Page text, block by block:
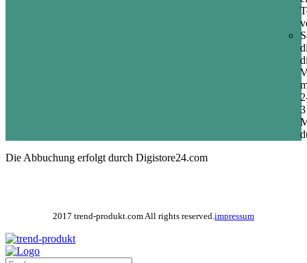
3
Die Abbuchung erfolgt durch Digistore24.com
2017 trend-produkt.com All rights reserved.impressum